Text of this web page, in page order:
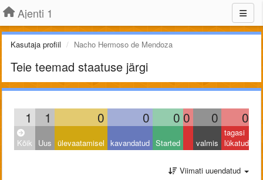
Ajenti 1
Kasutaja profiil Nacho Hermoso de Mendoza
Teie teemad staatuse järgi
1 1 0 0 0 0 0 0
Kõik Uus ülevaatamisel kavandatud Started valmis
tagasi
lükatud
Viimati uuendatud